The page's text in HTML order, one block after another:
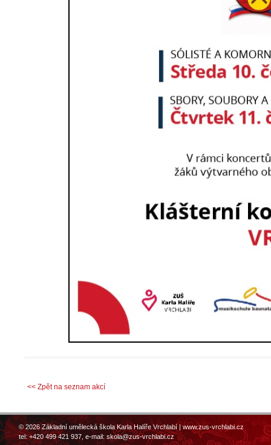
<< Zpět na seznam akcí
© 2026 Základní umělecká škola Karla Halíře Vrchlabí |www.zus-vrchlabi.cz
tel: +420 499 421 937, e-mail:skola@zus-vrchlabi.cz